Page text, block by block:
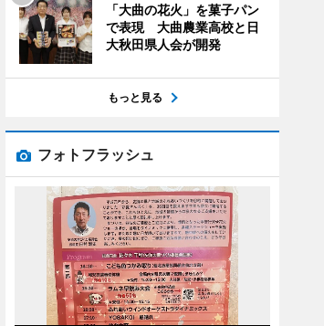
「大曲の花火」を菓子パン
で表現 大曲農業高校と日
大秋田県人会が開発
もっと見る
フォトフラッシュ